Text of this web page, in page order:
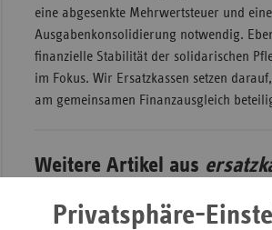
Privatsphäre-
eine abgesenkte Mehrwertsteuer und eine
Ausgabenkonsolidierung notwendig.
finanzielle Stabilität der solidarischen
im Fokus. Wir Ersatzkassen setzen
am gemeinsamen Finanzausgleich
Weitere Artikel aus
magazin.
(5. Ausgabe 2021)